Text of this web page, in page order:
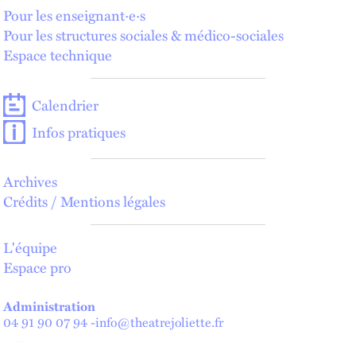
Pour les enseignant·e·s
Pour les structures sociales & médico-sociales
Espace technique
Calendrier
Infos pratiques
Archives
Crédits / Mentions légales
L'équipe
Espace pro
Administration
04 91 90 07 94-info@theatrejoliette.fr